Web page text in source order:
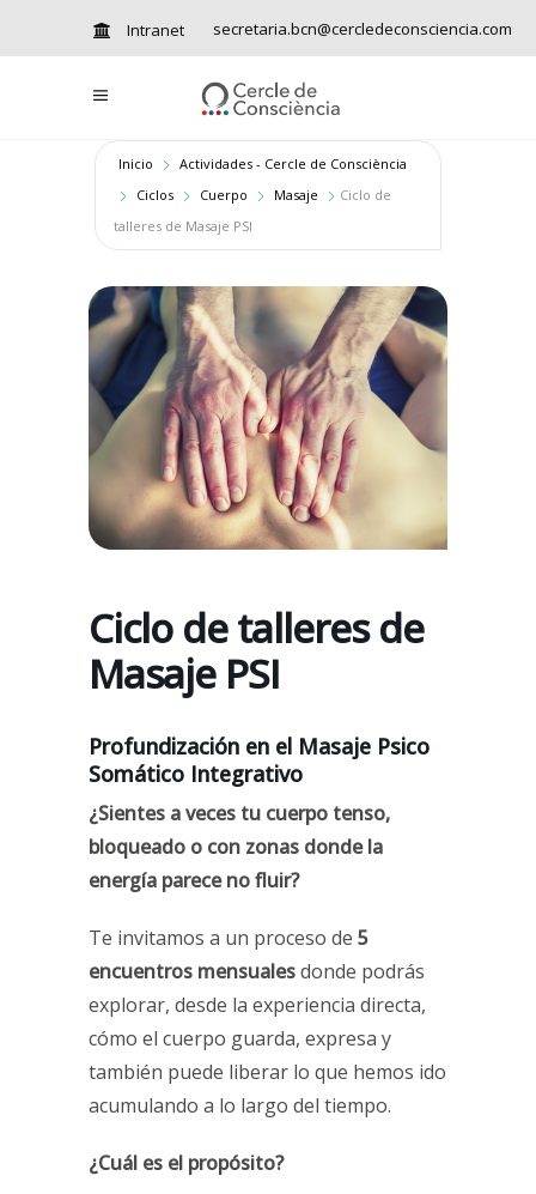
Intranet secretaria.bcn@cercledeconsciencia.com
Inicio
Actividades - Cercle de Consciència
Ciclos
Cuerpo Masaje
Ciclo de
talleres de Masaje PSI
Ciclo de talleres de
Masaje PSI
Profundización en el Masaje Psico
Somático Integrativo
¿Sientes a veces tu cuerpo tenso,
bloqueado o con zonas donde la
energía parece no fluir?
Te invitamos a un proceso de 5
encuentros mensualesdonde podrás
explorar, desde la experiencia directa,
cómo el cuerpo guarda, expresa y
también puede liberar lo que hemos ido
acumulando a lo largo del tiempo.
¿Cuál es el propósito?